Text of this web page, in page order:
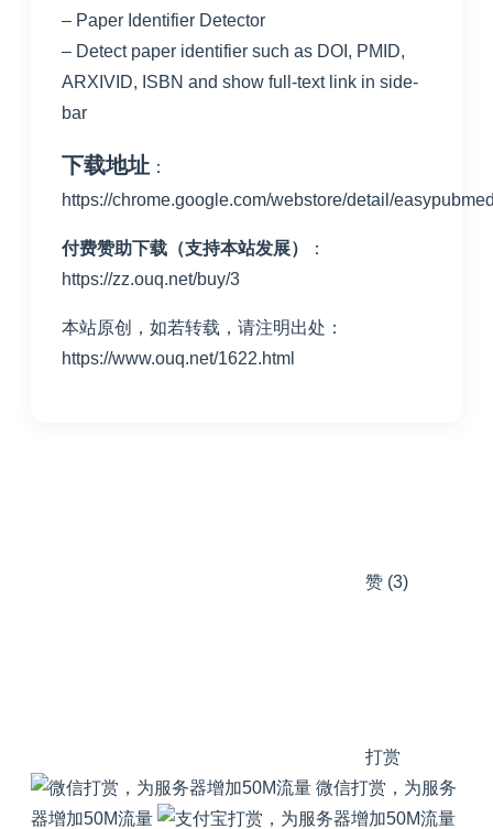
– Paper Identifier Detector
– Detect paper identifier such as DOI, PMID,
ARXIVID, ISBN and show full-text link in side-
bar
下载地址 ：
https://chrome.google.com/webstore/detail/
付费赞助下载（支持本站发展）
：
https://zz.ouq.net/buy/3
本站原创，如若转载，请注明出处：
https://www.ouq.net/1622.html
赞 (3)
打赏
微信打赏，为服务
器增加50M流量